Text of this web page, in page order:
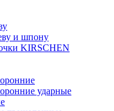
и шпону
KIRSCHEN
ударные